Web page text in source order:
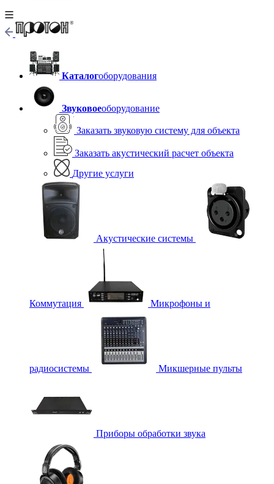
Каталогоборудования
Звуковоеоборудование
Заказать звуковую систему для объекта
Заказать акустический расчет объекта
Другие услуги
Акустические системы
Коммутация Микрофоны и
радиосистемы Микшерные пульты
Приборы обработки звука